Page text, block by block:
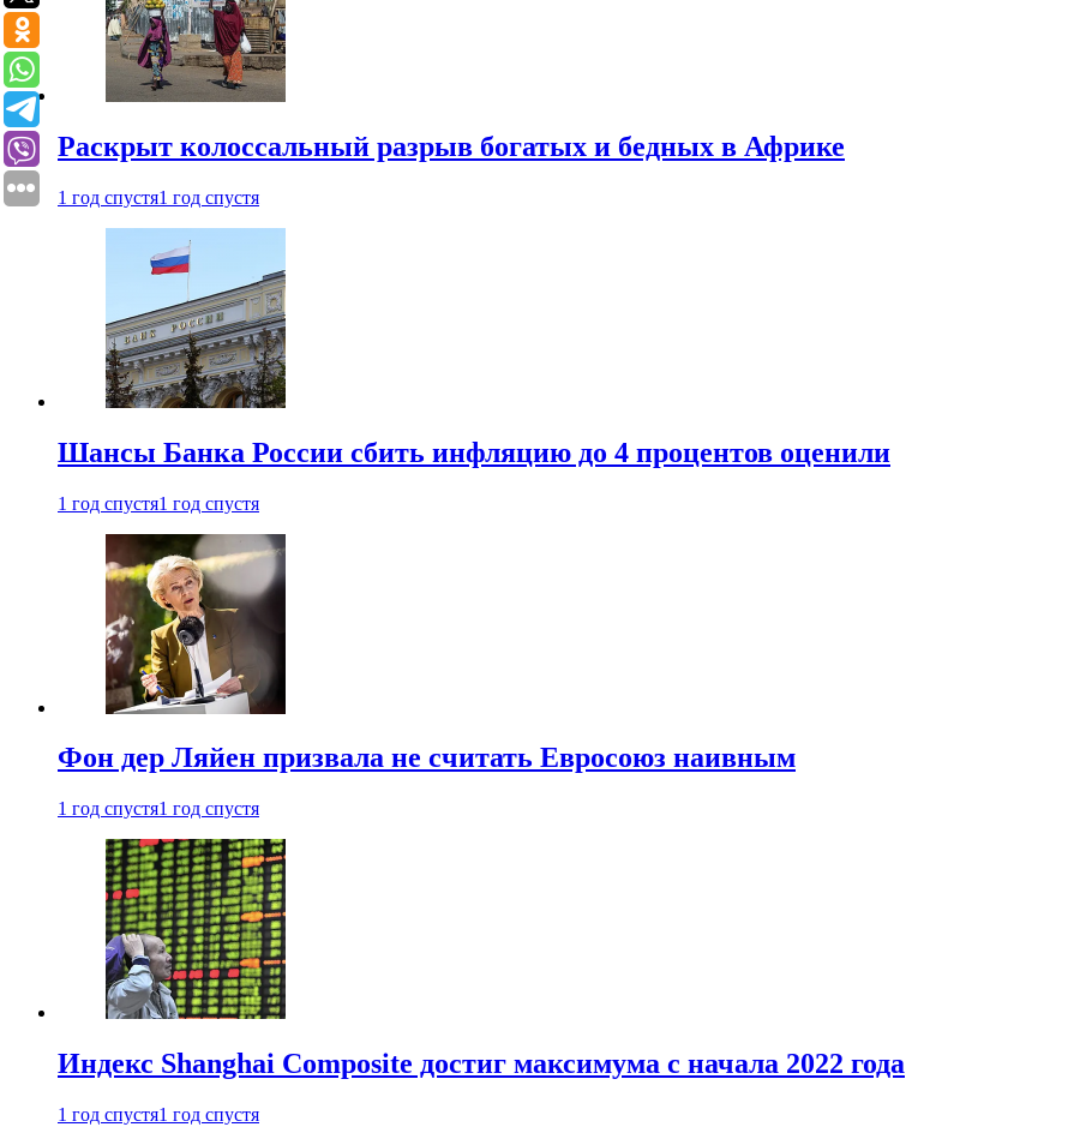
Раскрыт колоссальный разрыв богатых и бедных в Африке
1 год спустя1 год спустя
Шансы Банка России сбить инфляцию до 4 процентов оценили
1 год спустя1 год спустя
Фон дер Ляйен призвала не считать Евросоюз наивным
1 год спустя1 год спустя
Индекс Shanghai Composite достиг максимума с начала 2022 года
1 год спустя1 год спустя